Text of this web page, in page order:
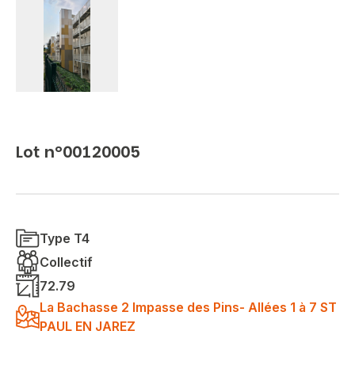
Lot n°00120005
Type T4
Collectif
72.79
La Bachasse 2 Impasse des Pins- Allées 1 à 7 ST
PAUL EN JAREZ